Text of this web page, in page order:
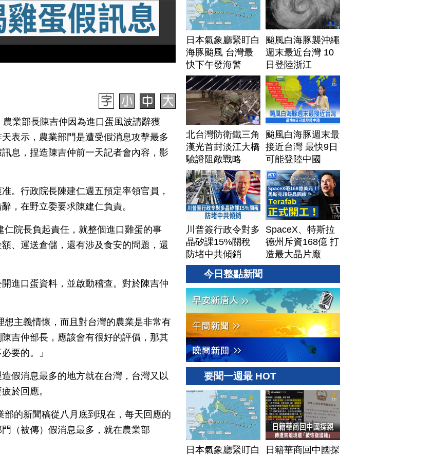
業部長陳吉仲因為進口蛋風波請辭獲
表示，農業部門是遭受假消息攻擊最多
息，捏造陳吉仲前一天記者會內容，影
。行政院長陳建仁週五預定率領官員，
，在野立委要求陳建仁負責。
院長負起責任，就整個進口雞蛋的事
、運送倉儲，還有涉及食安的問題，還
進口蛋資料，並啟動稽查。對於陳吉仲
主義情懷，而且對台灣的農業是非常有
吉仲部長，應該會有很好的評價，那其
要的。」
假消息最多的地方就在台灣，台灣又以
於回應。
的新聞稿從八月底到現在，每天回應的
（被傳）假消息最多，就在農業部
日本氣象廳緊盯白
海豚颱風 台灣最
快下午發海警
颱風白海豚襲沖繩
週末最近台灣 10
日登陸浙江
北台灣防衛鐵三角
漢光首封淡江大橋
驗證阻敵戰略
颱風白海豚週末最
接近台灣 最快9日
可能登陸中國
川普簽行政令對多
晶矽課15%關稅
防堵中共傾銷
SpaceX、特斯拉
德州斥資168億 打
造最大晶片廠
Terafab
今日整點新聞
要聞一週最 HOT
日本氣象廳緊盯白
日籍華商回中國探